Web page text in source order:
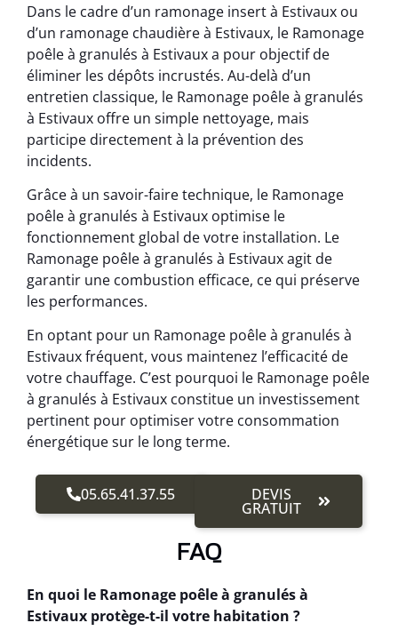
Dans le cadre d’un ramonage insert à Estivaux ou
d’un ramonage chaudière à Estivaux, le Ramonage
poêle à granulés à Estivaux a pour objectif de
éliminer les dépôts incrustés. Au-delà d’un
entretien classique, le Ramonage poêle à granulés
à Estivaux offre un simple nettoyage, mais
participe directement à la prévention des
incidents.
Grâce à un savoir-faire technique, le Ramonage
poêle à granulés à Estivaux optimise le
fonctionnement global de votre installation. Le
Ramonage poêle à granulés à Estivaux agit de
garantir une combustion efficace, ce qui préserve
les performances.
En optant pour un Ramonage poêle à granulés à
Estivaux fréquent, vous maintenez l’efficacité de
votre chauffage. C’est pourquoi le Ramonage poêle
à granulés à Estivaux constitue un investissement
pertinent pour optimiser votre consommation
énergétique sur le long terme.
05.65.41.37.55 DEVIS
GRATUIT
FAQ
En quoi le Ramonage poêle à granulés à
Estivaux protège-t-il votre habitation ?